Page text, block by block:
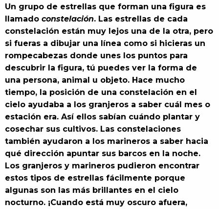
Un grupo de estrellas que forman una figura es
llamado constelación. Las estrellas de cada
constelación están muy lejos una de la otra, pero
si fueras a dibujar una línea como si hicieras un
rompecabezas donde unes los puntos para
descubrir la figura, tú puedes ver la forma de
una persona, animal u objeto. Hace mucho
tiempo, la posición de una constelación en el
cielo ayudaba a los granjeros a saber cuál mes o
estación era. Así ellos sabían cuándo plantar y
cosechar sus cultivos. Las constelaciones
también ayudaron a los marineros a saber hacia
qué dirección apuntar sus barcos en la noche.
Los granjeros y marineros pudieron encontrar
estos tipos de estrellas fácilmente porque
algunas son las más brillantes en el cielo
nocturno. ¡Cuando está muy oscuro afuera,